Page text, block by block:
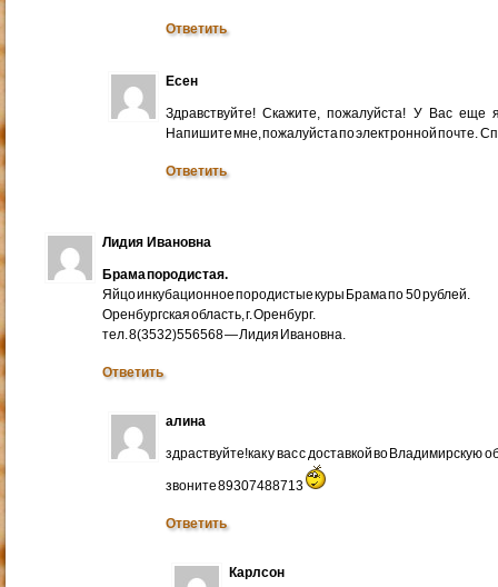
Ответить
Есен
Здравствуйте! Скажите, пожалуйста! У Вас еще
Напишите мне, пожалуйста по электронной почте.
Ответить
Лидия Ивановна
Брама породистая.
Яйцо инкубационное породистые куры Брама по 50 рублей.
Оренбургская область, г. Оренбург.
тел. 8(3532)556568 — Лидия Ивановна.
Ответить
алина
здраствуйте!как у вас с доставкой во Владимирскую
звоните 89307488713
Ответить
Карлсон